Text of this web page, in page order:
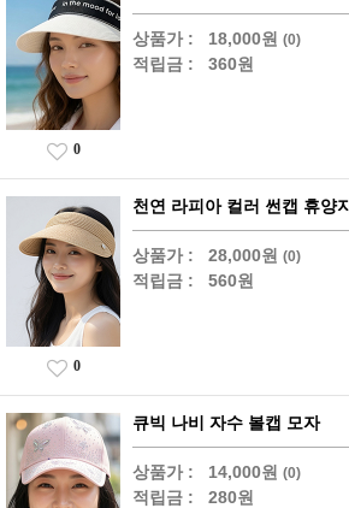
상품가 : 18,000원 (0)
적립금 : 360원
0
천연 라피아 컬러 썬캡 휴양
상품가 : 28,000원 (0)
적립금 : 560원
0
큐빅 나비 자수 볼캡 모자
상품가 : 14,000원 (0)
적립금 : 280원